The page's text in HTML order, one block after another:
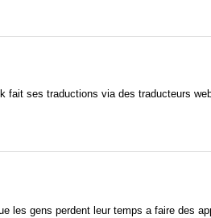
fait ses traductions via des traducteurs
les gens perdent leur temps a faire des